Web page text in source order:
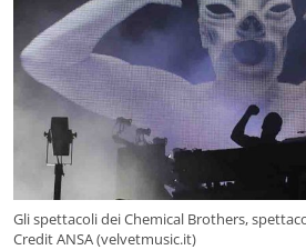
Gli spettacoli dei Chemical Brothers,
Credit ANSA (velvetmusic.it)